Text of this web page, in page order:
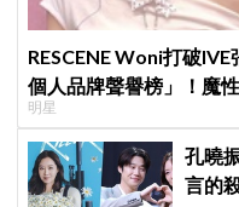
RESCENE Woni打破
個人品牌聲譽榜」！魔
襲Melon第一
明星
孔曉
言的